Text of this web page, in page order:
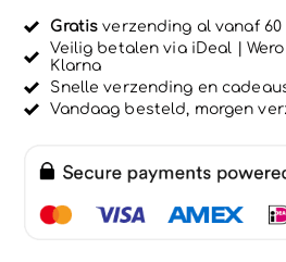
i
5
en
proteïnen
volume
prachtige
Gratis verzending al vanaf 60
Veilig betalen via iDeal |
Klarna
Snelle verzending en
Vandaag besteld, morgen